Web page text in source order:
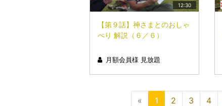
12:30
【第９話】神さまとのおしゃ
べり 解説（６／６）
月額会員様 見放題
« 1 2 3 4